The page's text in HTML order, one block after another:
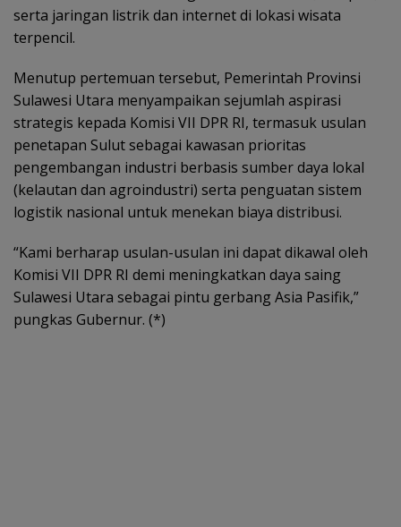
serta jaringan listrik dan internet di lokasi wisata
terpencil.
Menutup pertemuan tersebut, Pemerintah Provinsi
Sulawesi Utara menyampaikan sejumlah aspirasi
strategis kepada Komisi VII DPR RI, termasuk usulan
penetapan Sulut sebagai kawasan prioritas
pengembangan industri berbasis sumber daya lokal
(kelautan dan agroindustri) serta penguatan sistem
logistik nasional untuk menekan biaya distribusi.
“Kami berharap usulan-usulan ini dapat dikawal oleh
Komisi VII DPR RI demi meningkatkan daya saing
Sulawesi Utara sebagai pintu gerbang Asia Pasifik,”
pungkas Gubernur. (*)